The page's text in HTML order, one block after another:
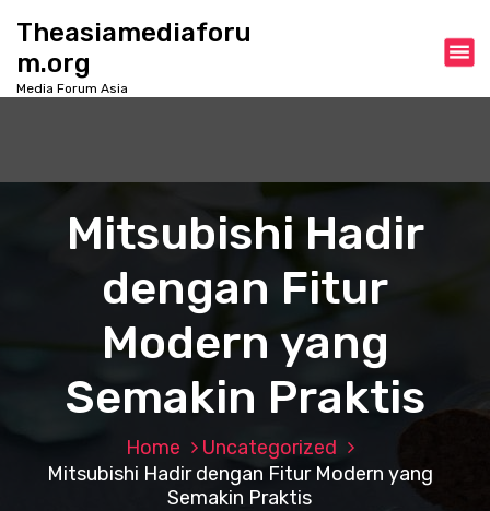
o
Theasiamediaforu
m.org
Media Forum Asia
Mitsubishi Hadir
dengan Fitur
Modern yang
Semakin Praktis
Home
Uncategorized
Mitsubishi Hadir dengan Fitur Modern yang
Semakin Praktis